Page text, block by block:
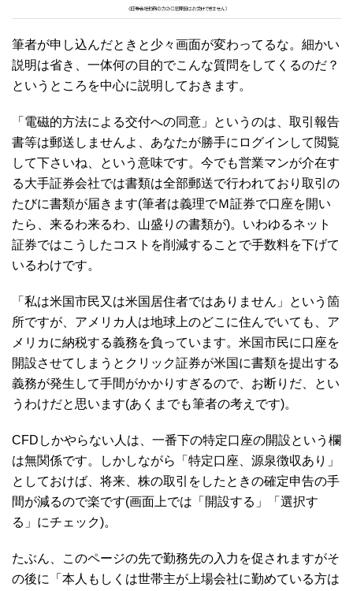
筆者が申し込んだときと少々画面が変わってるな。細かい
説明は省き、一体何の目的でこんな質問をしてくるのだ？
というところを中心に説明しておきます。
「電磁的方法による交付への同意」というのは、取引報告
書等は郵送しませんよ、あなたが勝手にログインして閲覧
して下さいね、という意味です。今でも営業マンが介在す
る大手証券会社では書類は全部郵送で行われており取引の
たびに書類が届きます(筆者は義理でＭ証券で口座を開い
たら、来るわ来るわ、山盛りの書類が)。いわゆるネット
証券ではこうしたコストを削減することで手数料を下げて
いるわけです。
「私は米国市民又は米国居住者ではありません」という箇
所ですが、アメリカ人は地球上のどこに住んでいても、ア
メリカに納税する義務を負っています。米国市民に口座を
開設させてしまうとクリック証券が米国に書類を提出する
義務が発生して手間がかかりすぎるので、お断りだ、とい
うわけだと思います(あくまでも筆者の考えです)。
CFDしかやらない人は、一番下の特定口座の開設という欄
は無関係です。しかしながら「特定口座、源泉徴収あり」
としておけば、将来、株の取引をしたときの確定申告の手
間が減るので楽です(画面上では「開設する」「選択す
る」にチェック)。
たぶん、このページの先で勤務先の入力を促されますがそ
の後に「本人もしくは世帯主が上場会社に勤めている方は